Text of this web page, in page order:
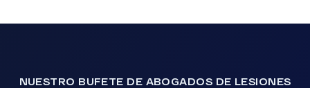
NUESTRO BUFETE DE ABOGADOS DE LESIONES